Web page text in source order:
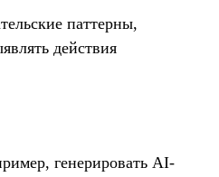
паттерны,
действия
генерировать AI-